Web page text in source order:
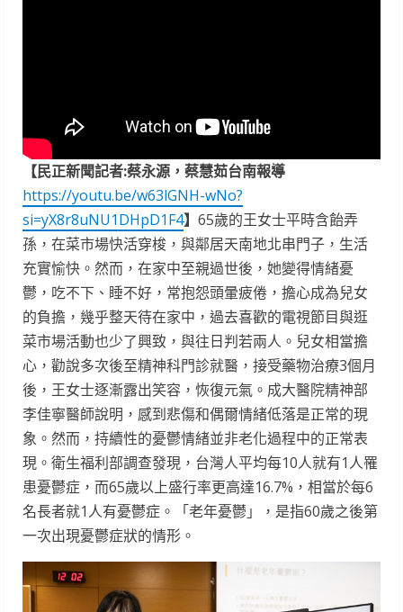
【民正新聞記者:蔡永源，蔡慧茹台南報導
https://youtu.be/w63lGNH-wNo?
si=yX8r8uNU1DHpD1F4】 65歲的王女士平時含飴弄
孫，在菜市場快活穿梭，與鄰居天南地北串門子，生活
充實愉快。然而，在家中至親過世後，她變得情緒憂
鬱，吃不下、睡不好，常抱怨頭暈疲倦，擔心成為兒女
的負擔，幾乎整天待在家中，過去喜歡的電視節目與逛
菜市場活動也少了興致，與往日判若兩人。兒女相當擔
心，勸說多次後至精神科門診就醫，接受藥物治療3個月
後，王女士逐漸露出笑容，恢復元氣。成大醫院精神部
李佳寧醫師說明，感到悲傷和偶爾情緒低落是正常的現
象。然而，持續性的憂鬱情緒並非老化過程中的正常表
現。衛生福利部調查發現，台灣人平均每10人就有1人罹
患憂鬱症，而65歲以上盛行率更高達16.7%，相當於每6
名長者就1人有憂鬱症。「老年憂鬱」，是指60歲之後第
一次出現憂鬱症狀的情形。